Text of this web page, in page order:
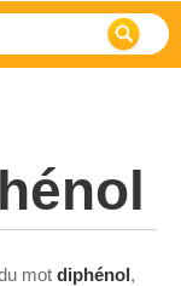
mot diphénol,